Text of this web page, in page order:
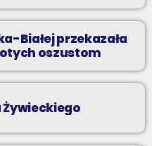
Białej przekazała
oszustom
Żywieckiego